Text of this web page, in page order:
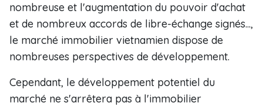
nombreuse et l'augmentation du pouvoir d'achat
et de nombreux accords de libre-échange signés...,
le marché immobilier vietnamien dispose de
nombreuses perspectives de développement.
Cependant, le développement potentiel du
marché ne s'arrêtera pas à l'immobilier